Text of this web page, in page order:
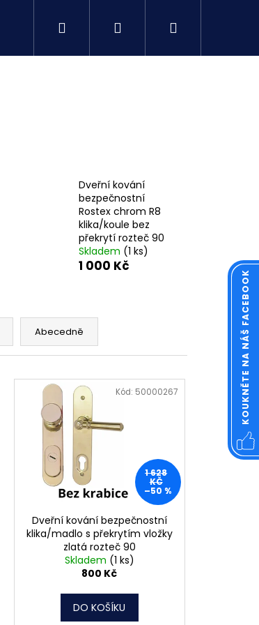
Kontakty Přihlášení
Dveřní kování
bezpečnostní
Rostex chrom R8
klika/koule bez
překrytí rozteč 90
Skladem (1 ks)
1 000 Kč
Abecedně
1 628
KČ
–50 %
Dveřní kování bezpečnostní
klika/madlo s překrytím vložky
zlatá rozteč 90
Skladem (1 ks)
800 Kč
DO KOŠÍKU
Kód: 50000267
Následující
NEREZ
KOUKNĚTE NA NÁŠ FACEBOOK